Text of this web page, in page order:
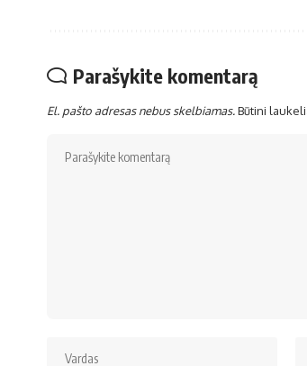
Parašykite komentarą
El. pašto adresas nebus skelbiamas.Būtini